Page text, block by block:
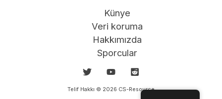
Künye
Veri koruma
Hakkımızda
Sporcular
Telif Hakkı © 2026 CS-Resource